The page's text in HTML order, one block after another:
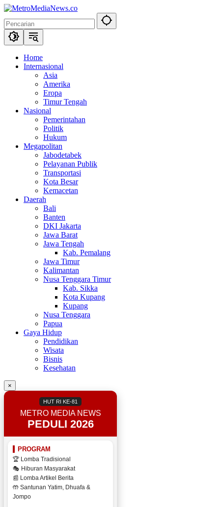
Langsung
konten
Home
Internasional
Asia
Amerika
Eropa
Timur Tengah
Nasional
Pemerintahan
Politik
Hukum
Megapolitan
Jabodetabek
Pelayanan Publik
Transportasi
Kota Besar
Kemacetan
Daerah
Bali
Banten
DKI Jakarta
Jawa Barat
Jawa Tengah
Kab. Pemalang
Jawa Timur
Kalimantan
Nusa Tenggara Timur
Kab. Sikka
Kota Kupang
Kupang
Nusa Tenggara
Papua
Gaya Hidup
Pendidikan
Wisata
Bisnis
Kesehatan
×
HUT RI KE-81
METRO MEDIA NEWS
PEDULI 2026
PROGRAM
🏆 Lomba Tradisional
🎭 Hiburan Masyarakat
📰 Lomba Artikel Berita
🤲 Santunan Yatim, Dhuafa &
Jompo